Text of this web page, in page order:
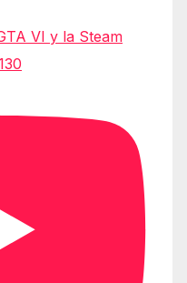
VI y la Steam